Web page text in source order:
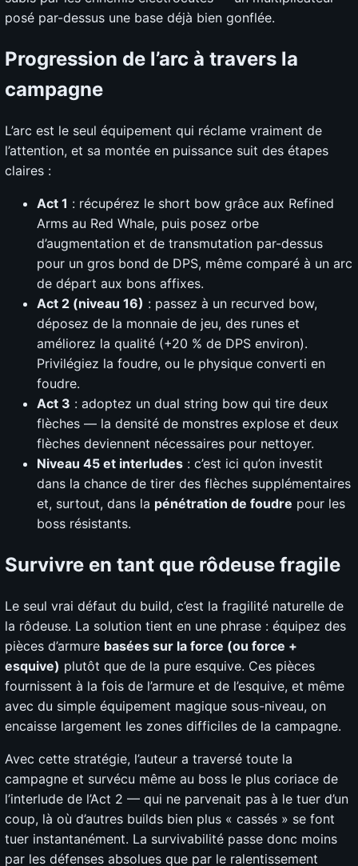
posé par-dessus une base déjà bien gonflée.
Progression de l’arc à travers la
campagne
L’arc est le seul équipement qui réclame vraiment de
l’attention, et sa montée en puissance suit des étapes
claires :
Act 1 : récupérez le short bow grâce aux Refined
Arms au Red Whale, puis posez orbe
d’augmentation et de transmutation par-dessus
pour un gros bond de DPS, même comparé à un arc
de départ aux bons affixes.
Act 2 (niveau 16) : passez à un recurved bow,
déposez de la monnaie de jeu, des runes et
améliorez la qualité (+20 % de DPS environ).
Privilégiez la foudre, ou le physique converti en
foudre.
Act 3 : adoptez un dual string bow qui tire deux
flèches — la densité de monstres explose et deux
flèches deviennent nécessaires pour nettoyer.
Niveau 45 et interludes : c’est ici qu’on investit
dans la chance de tirer des flèches supplémentaires
et, surtout, dans la pénétration de foudre pour les
boss résistants.
Survivre en tant que rôdeuse fragile
Le seul vrai défaut du build, c’est la fragilité naturelle de
la rôdeuse. La solution tient en une phrase : équipez des
pièces d’armure basées sur la force (ou force +
esquive) plutôt que de la pure esquive. Ces pièces
fournissent à la fois de l’armure et de l’esquive, et même
avec du simple équipement magique sous-niveau, on
encaisse largement les zones difficiles de la campagne.
Avec cette stratégie, l’auteur a traversé toute la
campagne et survécu même au boss le plus coriace de
l’interlude de l’Act 2 — qui ne parvenait pas à le tuer d’un
coup, là où d’autres builds bien plus « cassés » se font
tuer instantanément. La survivabilité passe donc moins
par les défenses absolues que par le ralentissement